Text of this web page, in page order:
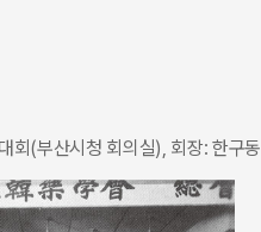
회(부산시청 회의실), 회장: 한구동